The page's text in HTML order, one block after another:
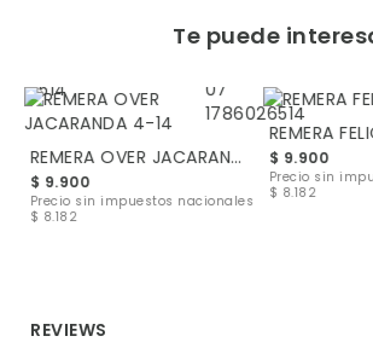
Te puede
REMERA OVER JACARANDA 4-14
$ 9.900
Precio sin impuestos nacionales
$ 8.182
REMERA
$ 9.900
Precio sin
$ 8.182
REVIEWS